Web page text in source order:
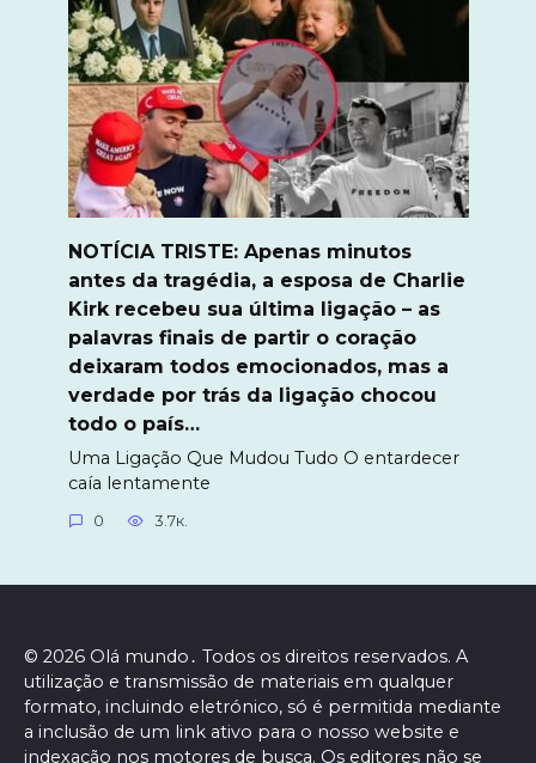
NOTÍCIA TRISTE: Apenas minutos
antes da tragédia, a esposa de Charlie
Kirk recebeu sua última ligação – as
palavras finais de partir o coração
deixaram todos emocionados, mas a
verdade por trás da ligação chocou
todo o país…
Uma Ligação Que Mudou Tudo O entardecer
caía lentamente
0 3.7к.
© 2026 Olá mundo․ Todos os direitos reservados. A
utilização e transmissão de materiais em qualquer
formato, incluindo eletrónico, só é permitida mediante
a inclusão de um link ativo para o nosso website e
indexação nos motores de busca. Os editores não se